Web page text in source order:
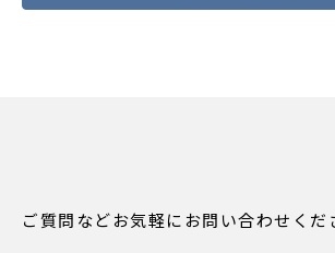
ご質問などお気軽にお問い合わせくだ